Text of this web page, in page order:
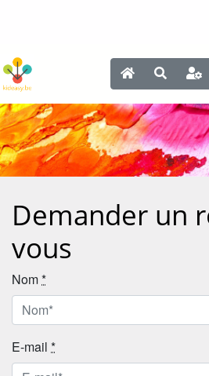
Demander un
vous
Nom*
E-mail *